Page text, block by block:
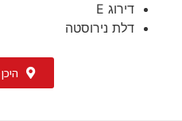
דירוג E
דלת נירוסטה